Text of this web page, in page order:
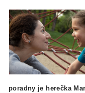
poradny je herečka